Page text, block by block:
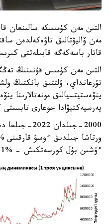
التىن مەن كۇمىسكە سالىنعان
مەن ۆاليۋتالىق تاۋەكەلدەن
قاتار باسەكەگە قابىلەتتى
التىن مەن كۇمىس قۇنىنىڭ
تۇرعانداي، ۇلتتىق بانكتىڭ
ينۆەستيتسيالىق مونەتالارىنا
پەرسپەكتيۆادا جوعارى
2000-جىلدان
ءۇشىن بۇل كورسەتكىش - %15,1.